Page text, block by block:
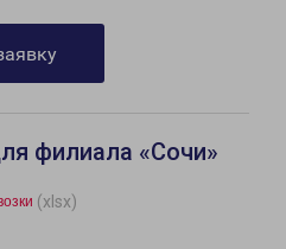
филиала «Сочи»
(xlsx)